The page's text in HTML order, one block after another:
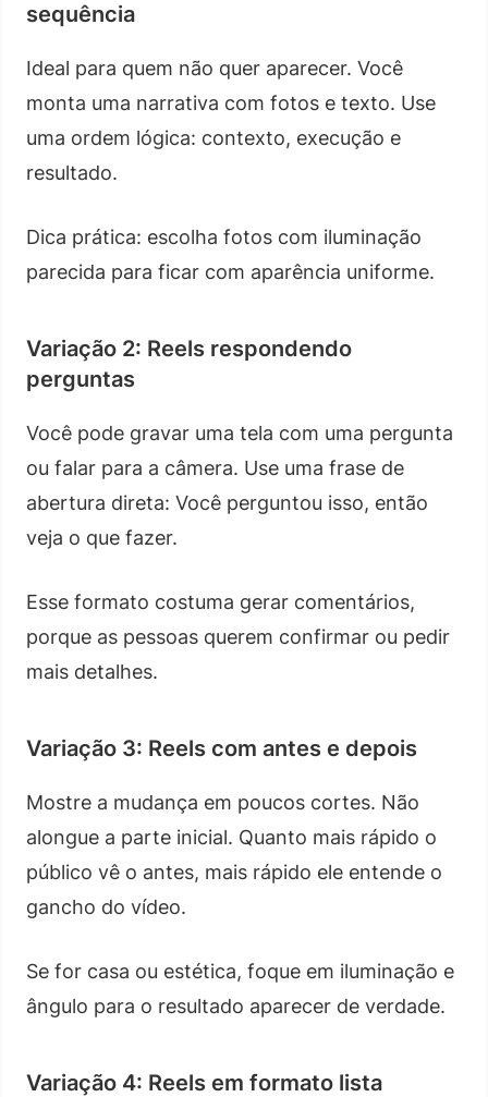
sequência
Ideal para quem não quer aparecer. Você
monta uma narrativa com fotos e texto. Use
uma ordem lógica: contexto, execução e
resultado.
Dica prática: escolha fotos com iluminação
parecida para ficar com aparência uniforme.
Variação 2: Reels respondendo
perguntas
Você pode gravar uma tela com uma pergunta
ou falar para a câmera. Use uma frase de
abertura direta: Você perguntou isso, então
veja o que fazer.
Esse formato costuma gerar comentários,
porque as pessoas querem confirmar ou pedir
mais detalhes.
Variação 3: Reels com antes e depois
Mostre a mudança em poucos cortes. Não
alongue a parte inicial. Quanto mais rápido o
público vê o antes, mais rápido ele entende o
gancho do vídeo.
Se for casa ou estética, foque em iluminação e
ângulo para o resultado aparecer de verdade.
Variação 4: Reels em formato lista